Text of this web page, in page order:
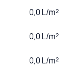
0,0L/m²
0,0L/m²
0,0L/m²